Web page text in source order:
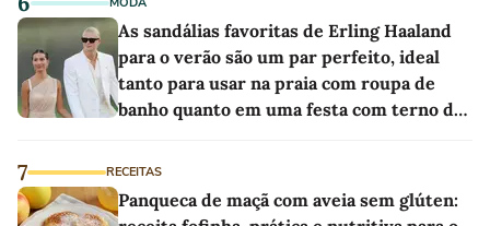
As sandálias favoritas de Erling Haaland
para o verão são um par perfeito, ideal
tanto para usar na praia com roupa de
banho quanto em uma festa com terno de
7 RECEITAS
Panqueca de maçã com aveia sem glúten: